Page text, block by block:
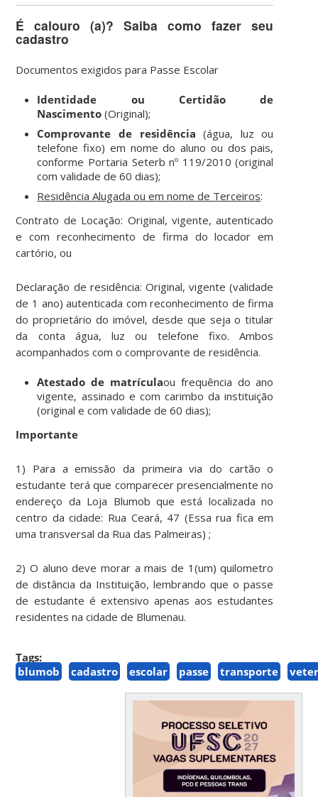
É calouro (a)? Saiba como fazer seu
cadastro
Documentos exigidos para Passe Escolar
Identidade ou Certidão de
Nascimento(Original);
Comprovante de residência (água, luz ou
telefone fixo) em nome do aluno ou dos pais,
conforme Portaria Seterb nº 119/2010 (original
com validade de 60 dias);
Residência Alugada ou em nome de Terceiros:
Contrato de Locação: Original, vigente, autenticado
e com reconhecimento de firma do locador em
cartório, ou
Declaração de residência: Original, vigente (validade
de 1 ano) autenticada com reconhecimento de firma
do proprietário do imóvel, desde que seja o titular
da conta água, luz ou telefone fixo. Ambos
acompanhados com o comprovante de residência.
Atestado de matrículaou frequência do ano
vigente, assinado e com carimbo da instituição
(original e com validade de 60 dias);
Importante
1) Para a emissão da primeira via do cartão o
estudante terá que comparecer presencialmente no
endereço da Loja Blumob que está localizada no
centro da cidade: Rua Ceará, 47 (Essa rua fica em
uma transversal da Rua das Palmeiras) ;
2) O aluno deve morar a mais de 1(um) quilometro
de distância da Instituição, lembrando que o passe
de estudante é extensivo apenas aos estudantes
residentes na cidade de Blumenau.
Tags:
blumob
cadastro escolar passe transporte